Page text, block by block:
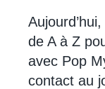
de A à Z
avec Pop
contact au